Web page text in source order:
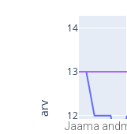
Jaama